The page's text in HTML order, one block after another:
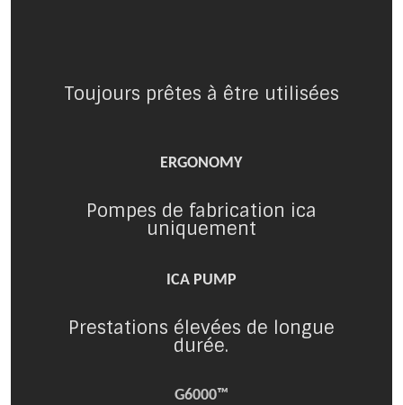
Toujours prêtes à être utilisées
ERGONOMY
Pompes de fabrication ica
uniquement
ICA PUMP
Prestations élevées de longue
durée.
G6000™